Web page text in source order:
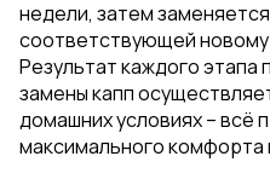
недели, затем
соответствующей
Результат каждого этапа
замены капп
домашних условиях – всё
максимального